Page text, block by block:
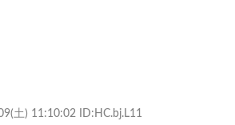
土) 11:10:02 ID:HC.bj.L11